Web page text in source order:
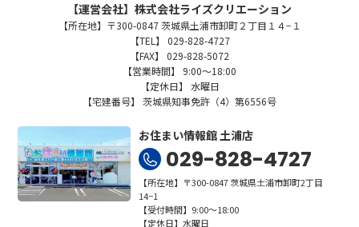
【運営会社】株式会社ライズクリエーション
【所在地】〒300-0847 茨城県土浦市卸町２丁目１４−１
【TEL】 029-828-4727
【FAX】 029-828-5072
【営業時間】 9:00～18:00
【定休日】 水曜日
【宅建番号】 茨城県知事免許（4）第6556号
お住まい情報館 土浦店
029-828-4727
【所在地】〒300-0847 茨城県土浦市卸町2丁目
14−1
【受付時間】9:00～18:00
【定休日】水曜日